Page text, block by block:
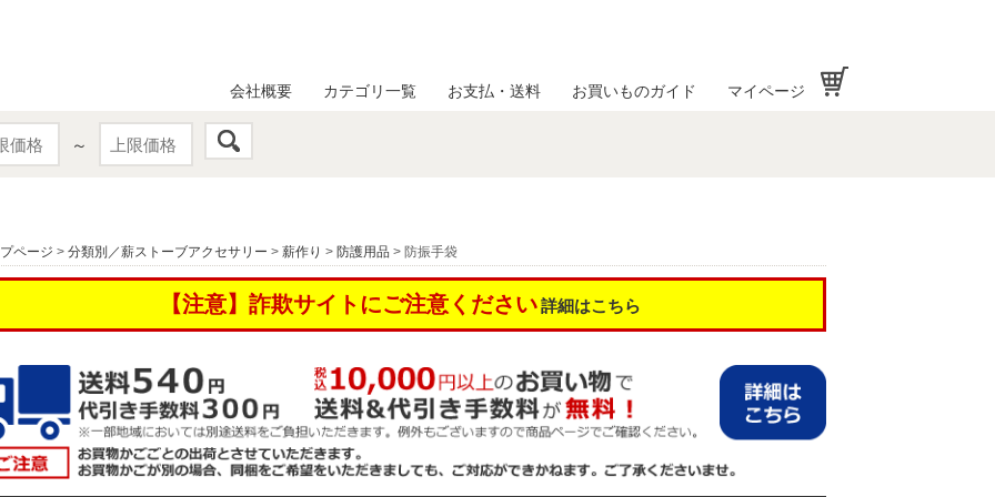
～
会社概要 カテゴリ一覧 お支払・送料 お買いものガイド マイページ
ページ > 分類別／薪ストーブアクセサリー > 薪作り > 防護用品 > 防振手袋
【注意】詐欺サイトにご注意ください 詳細はこちら